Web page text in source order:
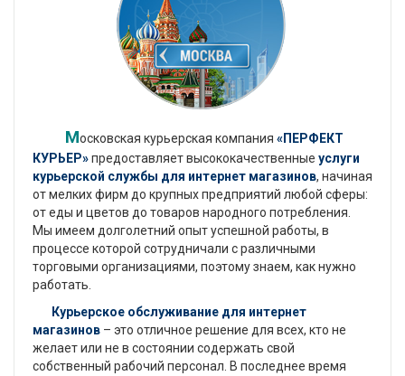
Московская курьерская компания «ПЕРФЕКТ
КУРЬЕР»предоставляет высококачественные услуги
курьерской службы для интернет магазинов, начиная
от мелких фирм до крупных предприятий любой сферы:
от еды и цветов до товаров народного потребления.
Мы имеем долголетний опыт успешной работы, в
процессе которой сотрудничали с различными
торговыми организациями, поэтому знаем, как нужно
работать.
Курьерское обслуживание для интернет
магазинов – это отличное решение для всех, кто не
желает или не в состоянии содержать свой
собственный рабочий персонал. В последнее время